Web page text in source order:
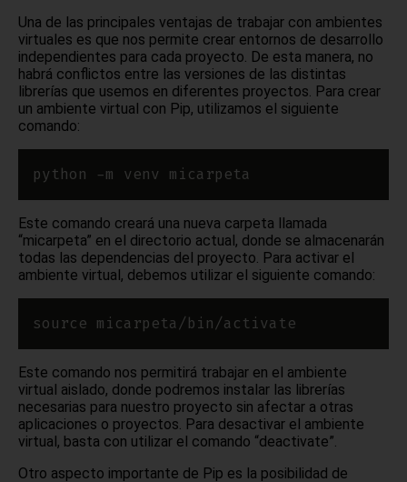
Una de las principales ventajas de trabajar con ambientes
virtuales es que nos permite crear entornos de desarrollo
independientes para cada proyecto. De esta manera, no
habrá conflictos entre las versiones de las distintas
librerías que usemos en diferentes proyectos. Para crear
un ambiente virtual con Pip, utilizamos el siguiente
comando:
Este comando creará una nueva carpeta llamada
“micarpeta” en el directorio actual, donde se almacenarán
todas las dependencias del proyecto. Para activar el
ambiente virtual, debemos utilizar el siguiente comando:
Este comando nos permitirá trabajar en el ambiente
virtual aislado, donde podremos instalar las librerías
necesarias para nuestro proyecto sin afectar a otras
aplicaciones o proyectos. Para desactivar el ambiente
virtual, basta con utilizar el comando “deactivate”.
Otro aspecto importante de Pip es la posibilidad de